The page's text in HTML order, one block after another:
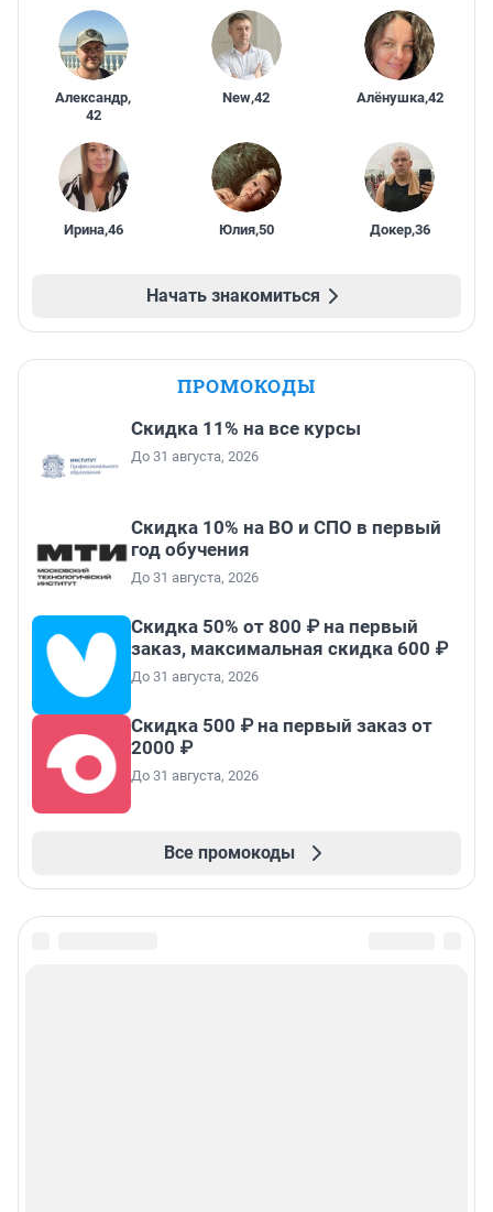
Александр,
42
New,42 Алёнушка,42
Ирина,46 Юлия,50 Докер,36
Начать знакомиться
ПРОМОКОДЫ
Скидка 11% на все курсы
До 31 августа, 2026
Скидка 10% на ВО и СПО в первый
год обучения
До 31 августа, 2026
Скидка 50% от 800 ₽ на первый
заказ, максимальная скидка 600 ₽
До 31 августа, 2026
Скидка 500 ₽ на первый заказ от
2000 ₽
До 31 августа, 2026
Все промокоды